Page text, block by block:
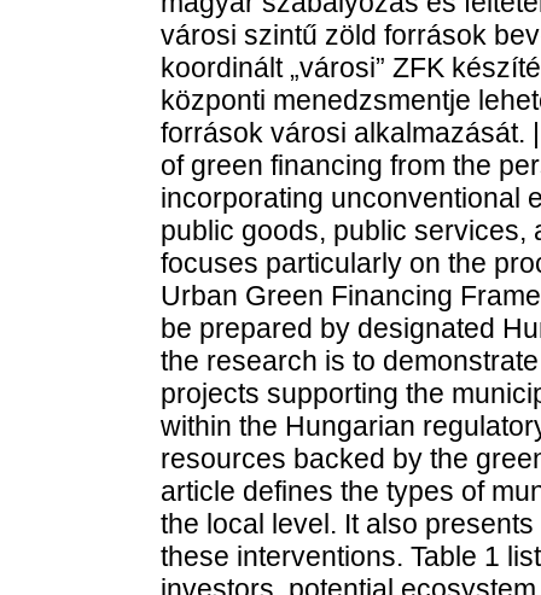
városi szintű zöld források
koordinált „városi” ZFK
központi menedzsmentje
források városi alkalmazását.
of green financing from the
incorporating unconventional
public goods, public services,
focuses particularly on the
Urban Green Financing
be prepared by designated
the research is to
projects supporting the
within the Hungarian
resources backed by the
article defines the types of
the local level. It also
these interventions. Table 1